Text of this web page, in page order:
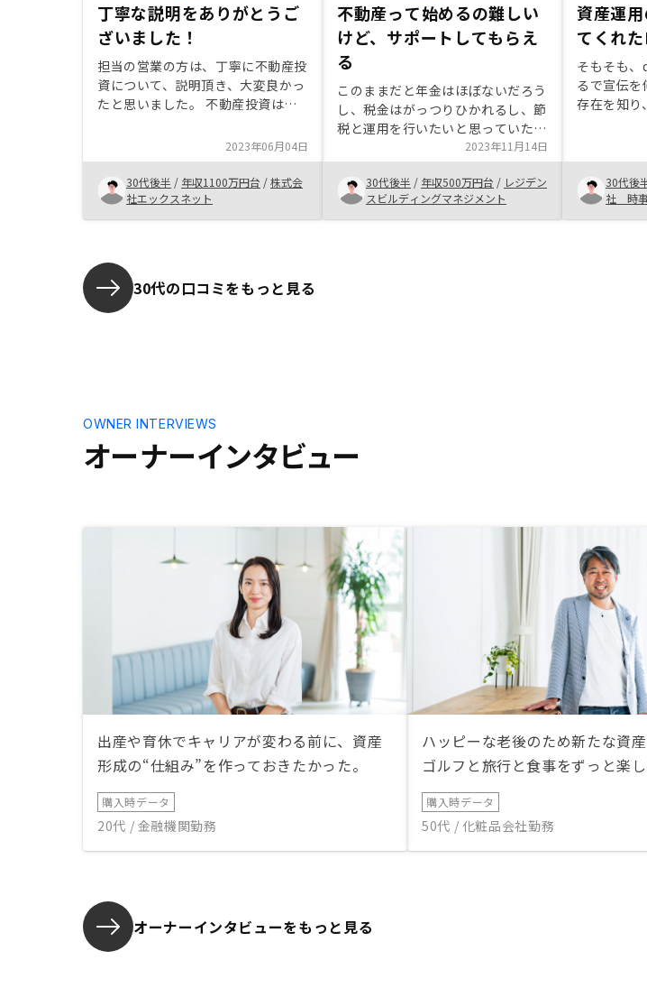
丁寧な説明をありがとうご
ざいました！
担当の営業の方は、丁寧に不動産投
資について、説明頂き、大変良かっ
たと思いました。 不動産投資は初
う思い込みがありましたが、その懸
念も払拭できました。 また、不動
産投資に関わる、入口から出口ま
で、ITを活用したトータルサポート
して頂けるという点で、RENOSYで
た。
2023年06月04日
30代後半 / 年収1100万円台 /株式会
社エックスネット
不動産って始めるの難しい
けど、サポートしてもらえ
る
このままだと年金はほぼないだろう
し、税金はがっつりひかれるし、節
税と運用を行いたいと思っていた。
さらに、不動産会社に勤めており、
まわりにやっている年配の人もお
り、不動産の価値、収益が有利にな
ると感じていたからわたしの不備も
あったが、書類不備とかで、結構頻
2023年11月14日
30代後半 / 年収500万円台 / レジデン
スビルディングマネジメント
資産運
てくれ
そもそも、
るで宣伝
存在を知り
が御社へ
問い合わせ
険に長期
するつもり
聞く程度の
30代後
社 時
30代の口コミをもっと見る
オーナーインタビュー
OWNER INTERVIEWS
出産や育休でキャリアが変わる前に、資産
形成の“仕組み”を作っておきたかった。
購入時データ
20代 / 金融機関勤務
ハッピーな老後のため新たな資産
ゴルフと旅行と食事をずっと楽
購入時データ
50代 / 化粧品会社勤務
オーナーインタビューをもっと見る